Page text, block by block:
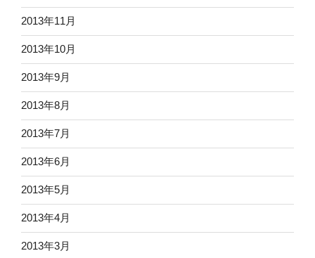
2013年11月
2013年10月
2013年9月
2013年8月
2013年7月
2013年6月
2013年5月
2013年4月
2013年3月